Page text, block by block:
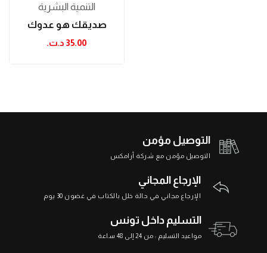
التنمية البشرية
صديقك هو عدوك
35.00 د.ت.‏
التوصيل مؤمن
التوصيل مؤمن مع شركة أرامكس
الإرجاع المجاني
الإرجاع مجاني في حالة خلل بالكتاب في غضون 30 يوم
التسليم داخل تونس
مواعيد التسليم : من 24 إلى 48 ساعة